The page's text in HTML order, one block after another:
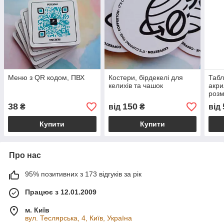
Меню з QR кодом, ПВХ
38 ₴
Купити
Костери, бірдекелі для
келихів та чашок
від 150₴
Купити
від
Про нас
95% позитивних з 173 відгуків за рік
Працює з 12.01.2009
м. Київ
вул. Теслярська, 4, Київ, Україна